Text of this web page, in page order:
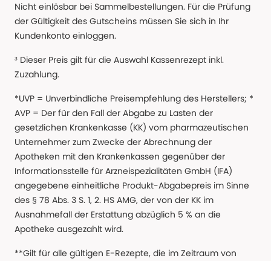
Nicht einlösbar bei Sammelbestellungen. Für die Prüfung
der Gültigkeit des Gutscheins müssen Sie sich in Ihr
Kundenkonto einloggen.
³ Dieser Preis gilt für die Auswahl Kassenrezept inkl.
Zuzahlung.
*UVP = Unverbindliche Preisempfehlung des Herstellers; *
AVP = Der für den Fall der Abgabe zu Lasten der
gesetzlichen Krankenkasse (KK) vom pharmazeutischen
Unternehmer zum Zwecke der Abrechnung der
Apotheken mit den Krankenkassen gegenüber der
Informationsstelle für Arzneispezialitäten GmbH (IFA)
angegebene einheitliche Produkt-Abgabepreis im Sinne
des § 78 Abs. 3 S. 1, 2. HS AMG, der von der KK im
Ausnahmefall der Erstattung abzüglich 5 % an die
Apotheke ausgezahlt wird.
**Gilt für alle gültigen E-Rezepte, die im Zeitraum von